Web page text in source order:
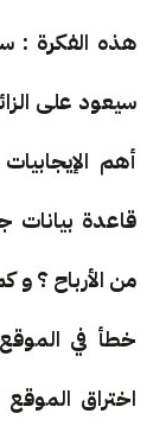
هذه الفكرة :
سيعود على
أهم
قاعدة بيانات
من الأرباح ؟ و
خطأ في
اختراق